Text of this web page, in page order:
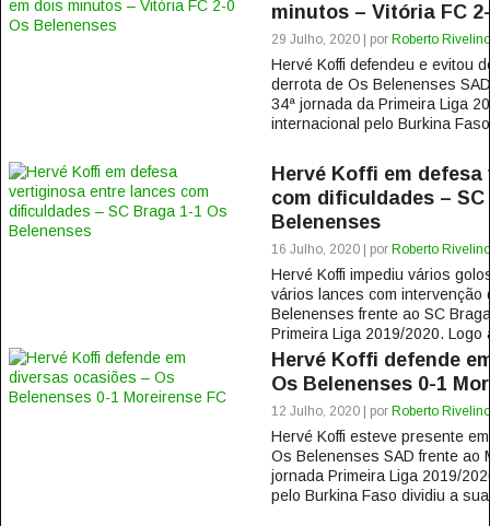
minutos – Vitória FC
29 Julho, 2020 | por Roberto Rivelino
Hervé Koffi defendeu e evitou
derrota de Os Belenenses
34ª jornada da Primeira Liga
internacional pelo Burkina
Hervé Koffi em
com dificuldades – SC
Belenenses
16 Julho, 2020 | por Roberto Rivelino
Hervé Koffi impediu vários
vários lances com intervenção
Belenenses frente ao SC
Primeira Liga 2019/2020.
Hervé Koffi defende
Os Belenenses 0-1
12 Julho, 2020 | por Roberto Rivelino
Hervé Koffi esteve presente
Os Belenenses SAD frente ao
jornada Primeira Liga 2019/
pelo Burkina Faso dividiu a